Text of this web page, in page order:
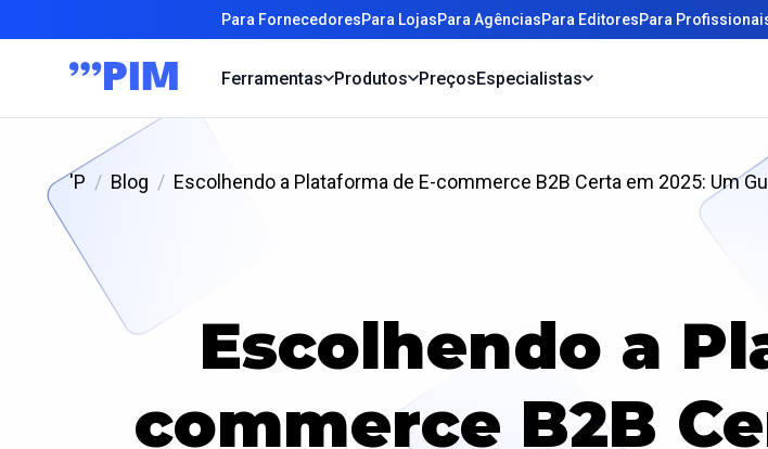
Para FornecedoresPara LojasPara AgênciasPara EditoresPara
Ferramentas Produtos PreçosEspecialistas
'P Blog Escolhendo a Plataforma de E-commerce B2B Certa em 2025: Um
Escolhendo a
commerce B2B